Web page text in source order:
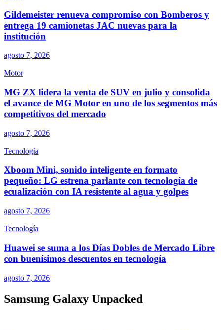
Gildemeister renueva compromiso con Bomberos y
entrega 19 camionetas JAC nuevas para la
institución
agosto 7, 2026
Motor
MG ZX lidera la venta de SUV en julio y consolida
el avance de MG Motor en uno de los segmentos más
competitivos del mercado
agosto 7, 2026
Tecnología
Xboom Mini, sonido inteligente en formato
pequeño: LG estrena parlante con tecnología de
ecualización con IA resistente al agua y golpes
agosto 7, 2026
Tecnología
Huawei se suma a los Días Dobles de Mercado Libre
con buenísimos descuentos en tecnología
agosto 7, 2026
Samsung Galaxy Unpacked